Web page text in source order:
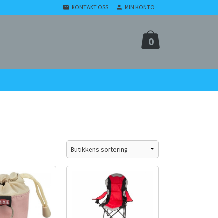
KONTAKT OSS MIN KONTO
0